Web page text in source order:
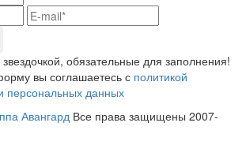
обязательные для заполнения!
вы соглашаетесь с политикой
персональных данных
Авангард Все права защищены 2007-